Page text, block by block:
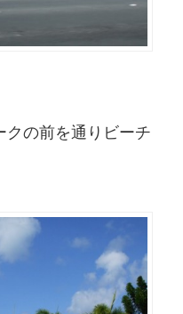
クの前を通りビーチ